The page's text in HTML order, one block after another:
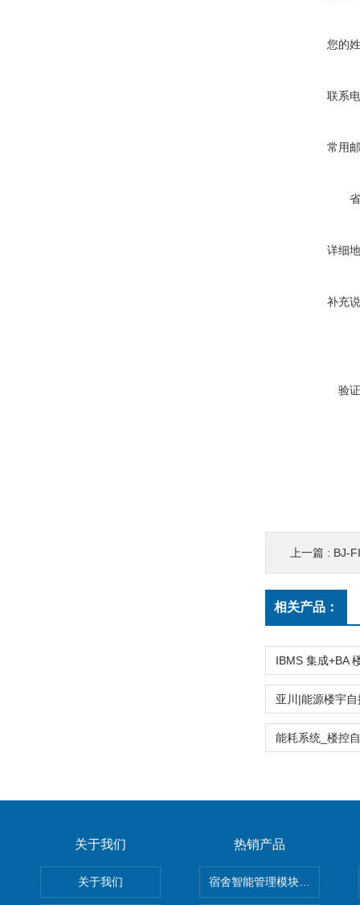
您的
联系
常用
详细
补充
验
上一篇 : BJ-
相关产品：
关于我们
关于我们
热销产品
宿舍智能管理模块DDEb2-20/